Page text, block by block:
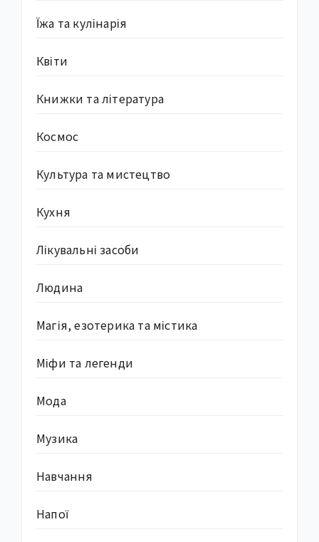
Їжа та кулінарія
Квіти
Книжки та література
Космос
Культура та мистецтво
Кухня
Лікувальні засоби
Людина
Магія, езотерика та містика
Міфи та легенди
Мода
Музика
Навчання
Напої